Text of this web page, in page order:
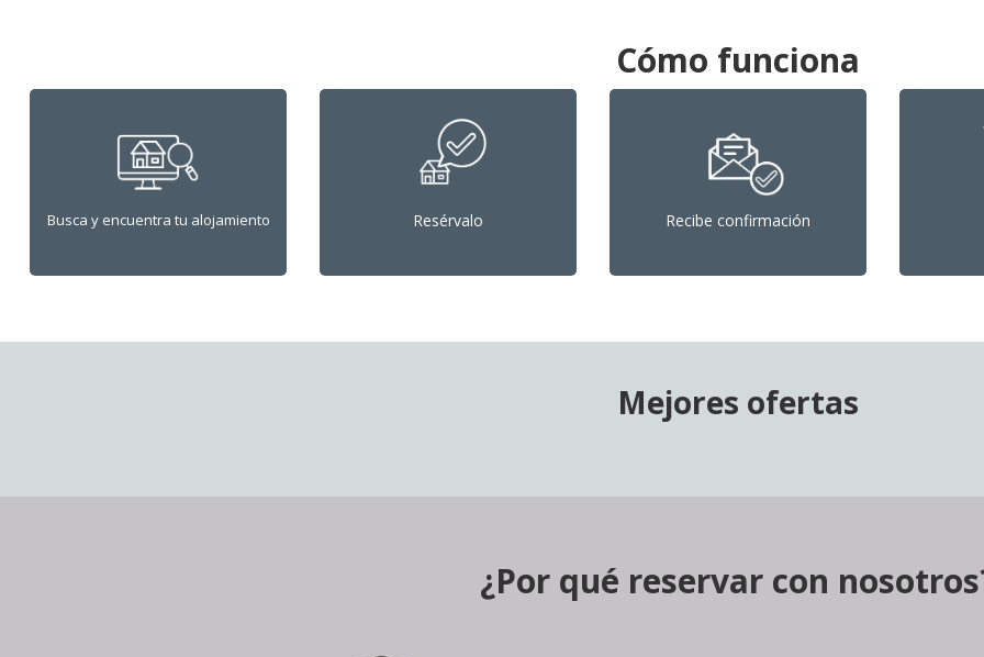
Cómo funciona
Busca y encuentra tu alojamiento Resérvalo Recibe confirmación
Mejores ofertas
¿Por qué reservar con